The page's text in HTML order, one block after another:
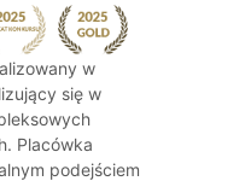
w
się w
Placówka
podejściem